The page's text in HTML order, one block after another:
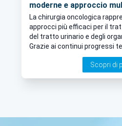
moderne e approccio
La chirurgia oncologica
approcci più efficaci per il
del tratto urinario e degli
Grazie ai continui progressi
approccio sempre più
possibile offrire ai pazienti
Scopri di